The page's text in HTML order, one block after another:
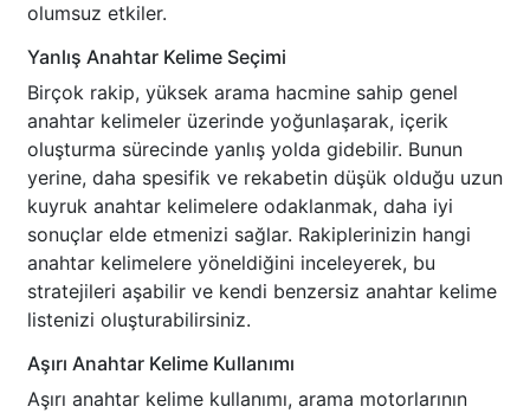
olumsuz etkiler.
Yanlış Anahtar Kelime Seçimi
Birçok rakip, yüksek arama hacmine sahip genel
anahtar kelimeler üzerinde yoğunlaşarak, içerik
oluşturma sürecinde yanlış yolda gidebilir. Bunun
yerine, daha spesifik ve rekabetin düşük olduğu uzun
kuyruk anahtar kelimelere odaklanmak, daha iyi
sonuçlar elde etmenizi sağlar. Rakiplerinizin hangi
anahtar kelimelere yöneldiğini inceleyerek, bu
stratejileri aşabilir ve kendi benzersiz anahtar kelime
listenizi oluşturabilirsiniz.
Aşırı Anahtar Kelime Kullanımı
Aşırı anahtar kelime kullanımı, arama motorlarının